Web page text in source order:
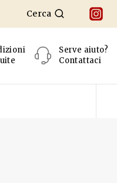
Cerca
Serve aiuto?
Contattaci